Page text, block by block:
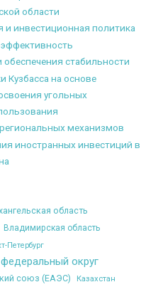
области
инвестиционная политика
стабильности
Кузбасса на основе
угольных
механизмов
иностранных инвестиций в
область
Владимирская область
Петербург
округ
союз (ЕАЭС)
Казахстан